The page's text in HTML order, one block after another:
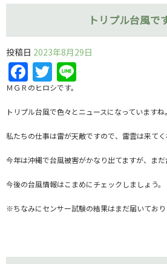
トリプル台風で
投稿日 2023年8月29日
Facebook
Twitter
ＭＧＲのヒロシです。
トリプル台風で色々とニュースになっていますね。
私たちの仕事は雷が天敵ですので、雷雲は来てく
今年は沖縄で台風被害がかなり出てますが、まだ
今後の台風情報はこまめにチェックしましょう。
※ちなみにセンサー試験の結果はまだ届いており